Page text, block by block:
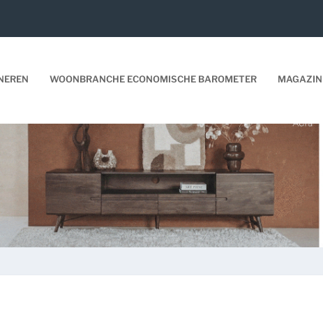
WOONBRANCHE ECONOMISCHE BAROMETER